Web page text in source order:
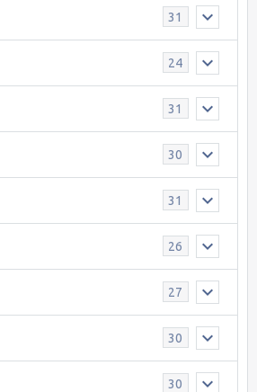
31
24
31
30
31
26
27
30
30